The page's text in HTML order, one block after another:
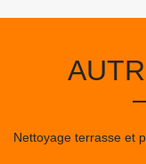
Nettoyage terrasse et